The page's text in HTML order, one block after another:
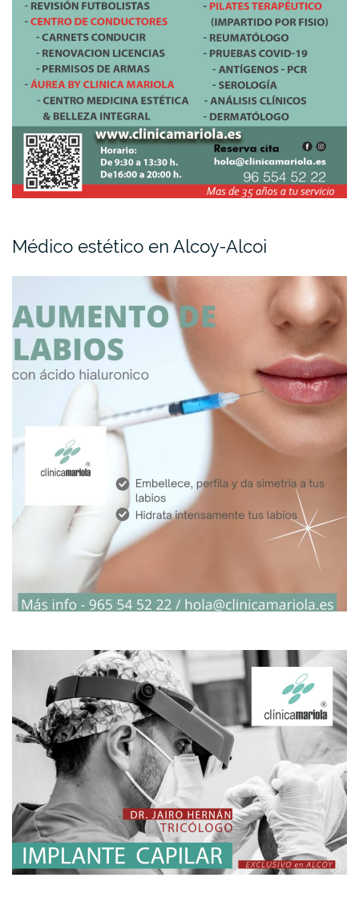
Médico estético en Alcoy-Alcoi